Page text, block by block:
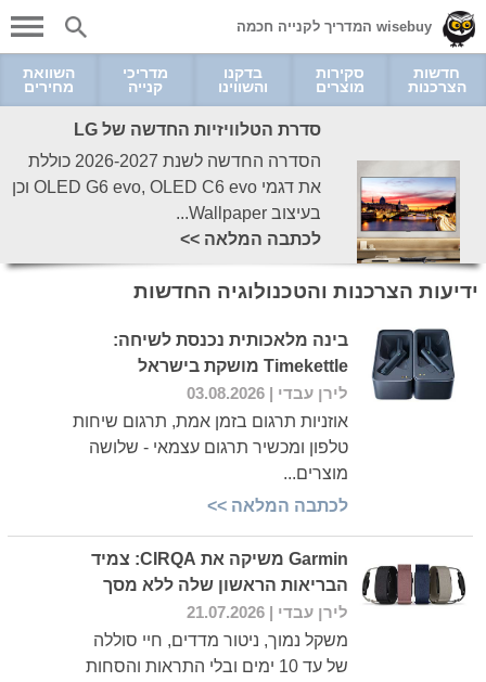
wisebuy המדריך לקנייה חכמה
חדשות
הצרכנות
סקירות
מוצרים
בדקנו
והשווינו
מדריכי
קנייה
השוואת
מחירים
סדרת הטלוויזיות החדשה של LG
הסדרה החדשה לשנת 2026-2027 כוללת
את דגמי OLED G6 evo, OLED C6 evo וכן
בעיצוב Wallpaper...
לכתבה המלאה >>
ידיעות הצרכנות והטכנולוגיה החדשות
בינה מלאכותית נכנסת לשיחה:
Timekettle מושקת בישראל
לירן עבדי | 03.08.2026
אוזניות תרגום בזמן אמת, תרגום שיחות
טלפון ומכשיר תרגום עצמאי - שלושה
מוצרים...
לכתבה המלאה >>
Garmin משיקה את CIRQA: צמיד
הבריאות הראשון שלה ללא מסך
לירן עבדי | 21.07.2026
משקל נמוך, ניטור מדדים, חיי סוללה
של עד 10 ימים ובלי התראות והסחות